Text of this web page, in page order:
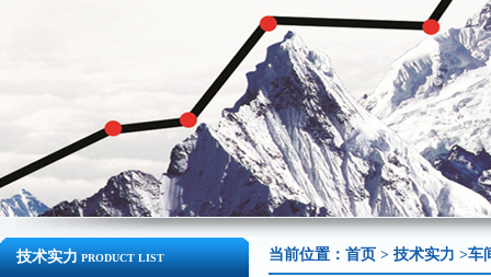
技术实力 PRODUCT LIST 当前位置： 首页 > 技术实力 >车